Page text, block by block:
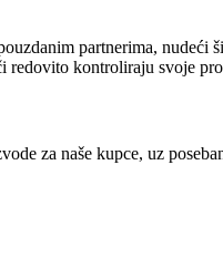
partnerima,
kontroliraju svoje
za naše kupce, uz